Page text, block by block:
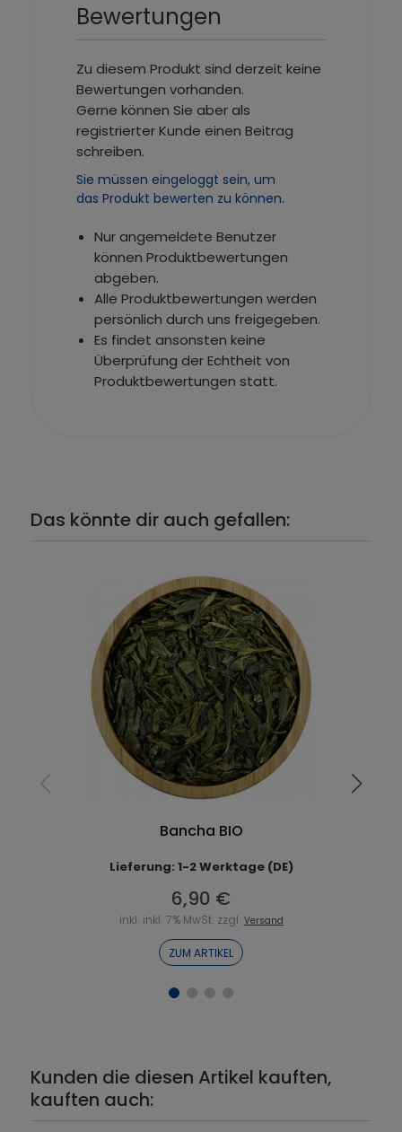
Bewertungen
Zu diesem Produkt sind derzeit keine
Bewertungen vorhanden.
Gerne können Sie aber als
registrierter Kunde einen Beitrag
schreiben.
Sie müssen eingeloggt sein, um
das Produkt bewerten zu können.
Nur angemeldete Benutzer
können Produktbewertungen
abgeben.
Alle Produktbewertungen werden
persönlich durch uns freigegeben.
Es findet ansonsten keine
Überprüfung der Echtheit von
Produktbewertungen statt.
Das könnte dir auch gefallen:
Bancha BIO
Lieferung: 1-2 Werktage (DE)
6,90 €
inkl. inkl. 7% MwSt. zzgl. Versand
ZUM ARTIKEL
Kunden die diesen Artikel kauften,
kauften auch: